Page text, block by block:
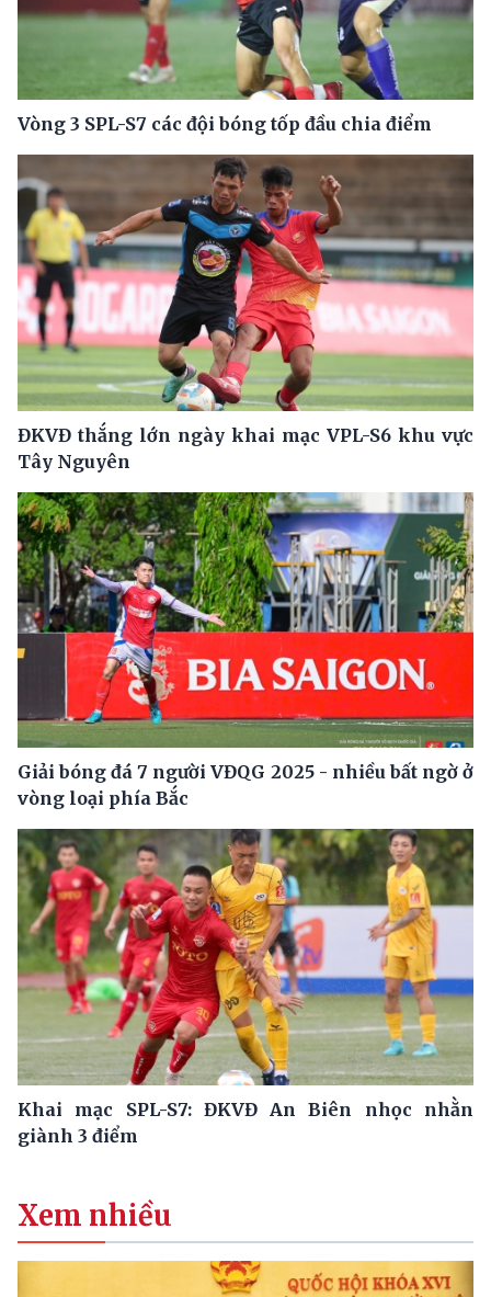
Vòng 3 SPL-S7 các đội bóng tốp đầu chia điểm
ĐKVĐ thắng lớn ngày khai mạc VPL-S6 khu vực
Tây Nguyên
Giải bóng đá 7 người VĐQG 2025 - nhiều bất ngờ ở
vòng loại phía Bắc
Khai mạc SPL-S7: ĐKVĐ An Biên nhọc nhằn
giành 3 điểm
Xem nhiều